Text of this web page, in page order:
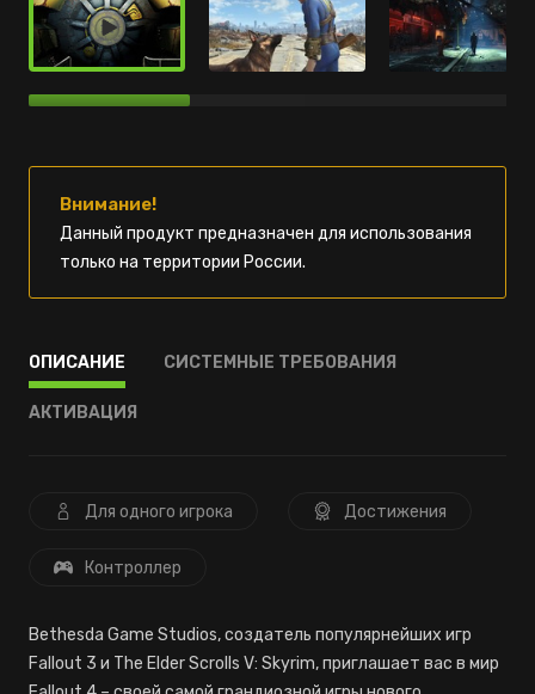
Внимание!
Данный продукт предназначен для использования
только на территории России.
ОПИСАНИЕ СИСТЕМНЫЕ ТРЕБОВАНИЯ
АКТИВАЦИЯ
Для одного игрока Достижения
Контроллер
Bethesda Game Studios, создатель популярнейших игр
Fallout 3 и The Elder Scrolls V: Skyrim, приглашает вас в мир